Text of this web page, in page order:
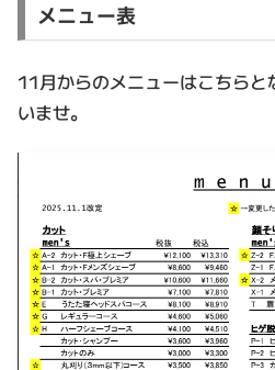
メニュー表
11月からのメニューはこちら
いませ。